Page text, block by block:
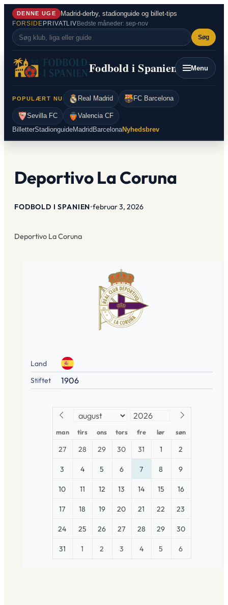
Spring
indhold
DENNE UGE Madrid-derby, stadionguide og billet-tips
FORSIDE PRIVATLIV Bedste måneder: sep-nov
Søg
Fodbold i Spanien Menu
POPULÆRT NU Real Madrid FC Barcelona
Sevilla FC
Valencia CF
BilletterStadionguideMadrid BarcelonaNyhedsbrev
Deportivo La Coruna
FODBOLD I SPANIEN•februar 3, 2026
Deportivo La Coruna
Land
Stiftet
1906
man tirs ons tors fre lør søn
27 28 29 30 31 1 2
3 4 5 6 7 8 9
10 11 12 13 14 15 16
17 18 19 20 21 22 23
24 25 26 27 28 29 30
31 1 2 3 4 5 6